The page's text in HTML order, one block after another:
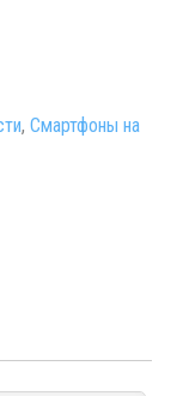
, Смартфоны на